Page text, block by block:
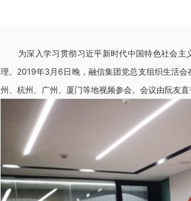
为深入学习贯彻习近平新时代中国特色社会主
理。2019年3月6日晚，融信集团党总支组织生活
州、杭州、广州、厦门等地视频参会。会议由阮友直